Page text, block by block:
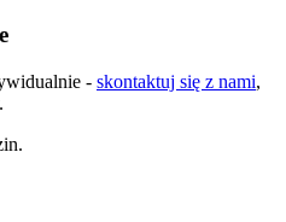
- skontaktuj się z nami,